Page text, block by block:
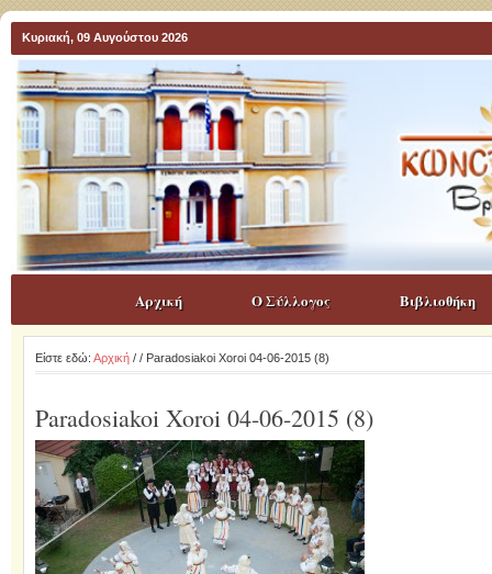
Κυριακή, 09 Αυγούστου 2026
Αρχική Ο Σύλλογος Βιβλιοθήκη
Είστε εδώ: Αρχική/ / Paradosiakoi Xoroi 04-06-2015 (8)
Paradosiakoi Xoroi 04-06-2015 (8)